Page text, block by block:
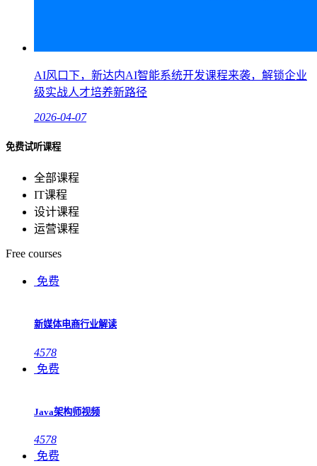
AI风口下，新达内AI智能系统开发课程来袭，解锁企业
级实战人才培养新路径
2026-04-07
免费试听课程
全部课程
IT课程
设计课程
运营课程
Free courses
免费
新媒体电商行业解读
4578
免费
Java架构师视频
4578
免费